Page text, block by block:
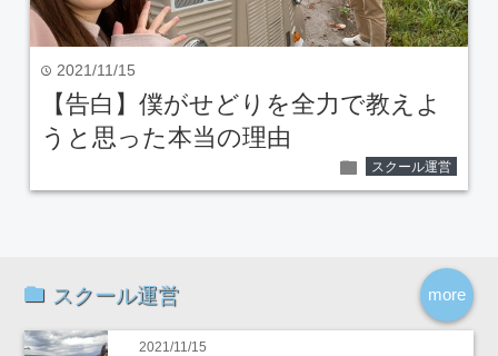
time 2021/11/15
【告白】僕がせどりを全力で教えよ
うと思った本当の理由
folder スクール運営
more
スクール運営
2021/11/15